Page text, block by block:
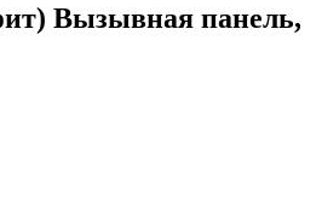
Вызывная панель,